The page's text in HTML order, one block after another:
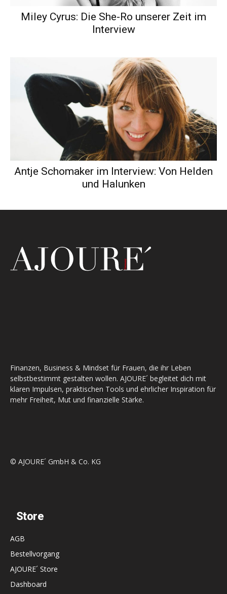
Miley Cyrus: Die She-Ro unserer Zeit im
Interview
Antje Schomaker im Interview: Von Helden
und Halunken
Finanzen, Business & Mindset für Frauen, die ihr Leben
selbstbestimmt gestalten wollen. AJOURE´ begleitet dich mit
klaren Impulsen, praktischen Tools und ehrlicher Inspiration für
mehr Freiheit, Mut und finanzielle Stärke.
© AJOURE´ GmbH & Co. KG
Store
AGB
Bestellvorgang
AJOURE´ Store
Dashboard